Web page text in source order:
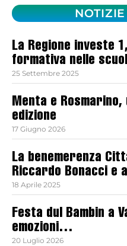
La Regione investe
formativa nelle
25 Settembre 2025
Menta e Rosmarino,
edizione
17 Giugno 2026
La benemerenza
Riccardo Bonacci e
18 Aprile 2025
Festa dul Bambin a
emozioni…
20 Luglio 2026